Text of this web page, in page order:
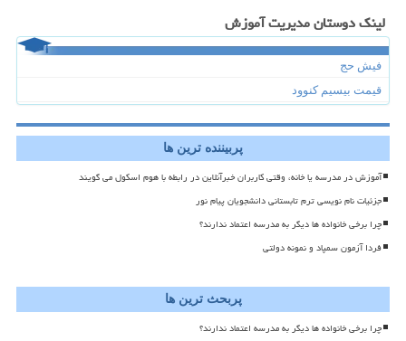
لینک دوستان مدیریت آموزش
فیش حج
قیمت بیسیم کنوود
پربیننده ترین ها
آموزش در مدرسه یا خانه، وقتی کاربران خبرآنلاین در رابطه با هوم اسکول می گویند
جزئیات نام نویسی ترم تابستانی دانشجویان پیام نور
چرا برخی خانواده ها دیگر به مدرسه اعتماد ندارند؟
فردا آزمون سمپاد و نمونه دولتی
پربحث ترین ها
چرا برخی خانواده ها دیگر به مدرسه اعتماد ندارند؟